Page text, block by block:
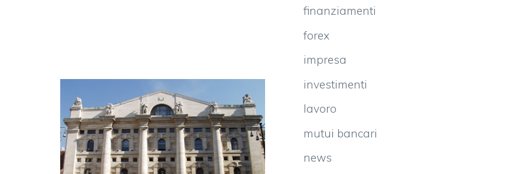
finanziamenti
forex
impresa
investimenti
lavoro
mutui bancari
news